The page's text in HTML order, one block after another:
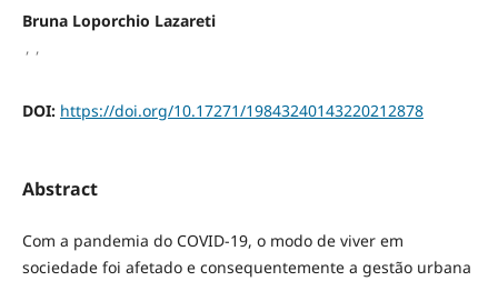
Bruna Loporchio Lazareti
, ,
DOI: https://doi.org/10.17271/19843240143220212878
Abstract
Com a pandemia do COVID-19, o modo de viver em
sociedade foi afetado e consequentemente a gestão urbana